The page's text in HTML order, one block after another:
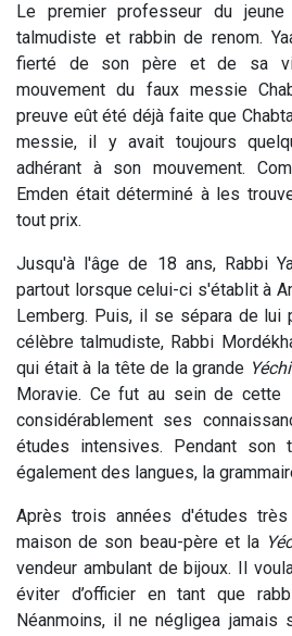
Le premier professeur du
talmudiste et rabbin de renom.
fierté de son père et de sa
mouvement du faux messie
preuve eût été déjà faite que
messie, il y avait toujours
adhérant à son mouvement.
Emden était déterminé à les
tout prix.
Jusqu'à l'âge de 18 ans, Rabbi
partout lorsque celui-ci s'établit à
Lemberg. Puis, il se sépara de lui
célèbre talmudiste, Rabbi
qui était à la tête de la grande
Moravie. Ce fut au sein de cette
considérablement ses
études intensives. Pendant son
également des langues, la
Après trois années d'études
maison de son beau-père et la
vendeur ambulant de bijoux. Il
éviter d’officier en tant que
Néanmoins, il ne négligea jamais